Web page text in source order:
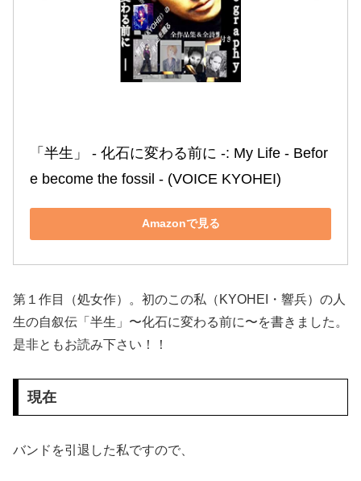
「半生」 ‐ 化石に変わる前に ‐: My Life ‐ Befor
e become the fossil ‐ (VOICE KYOHEI)
Amazonで見る
第１作目（処女作）。初のこの私（KYOHEI・響兵）の人
生の自叙伝「半生」〜化石に変わる前に〜を書きました。
是非ともお読み下さい！！
現在
バンドを引退した私ですので、